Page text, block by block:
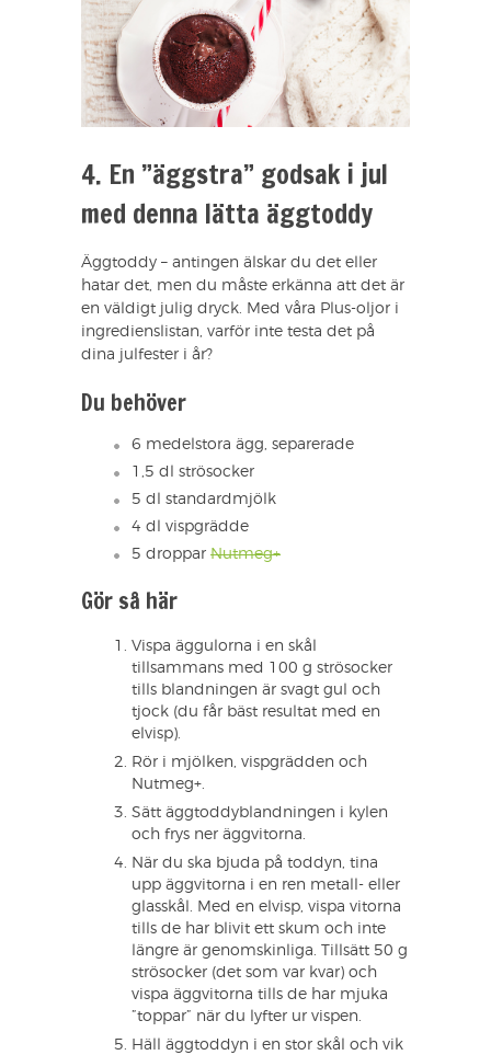
4. En ”äggstra” godsak i jul
med denna lätta äggtoddy
Äggtoddy – antingen älskar du det eller
hatar det, men du måste erkänna att det är
en väldigt julig dryck. Med våra Plus-oljor i
ingredienslistan, varför inte testa det på
dina julfester i år?
Du behöver
6 medelstora ägg, separerade
1,5 dl strösocker
5 dl standardmjölk
4 dl vispgrädde
5 droppar Nutmeg+
Gör så här
Vispa äggulorna i en skål
tillsammans med 100 g strösocker
tills blandningen är svagt gul och
tjock (du får bäst resultat med en
elvisp).
Rör i mjölken, vispgrädden och
Nutmeg+.
Sätt äggtoddyblandningen i kylen
och frys ner äggvitorna.
När du ska bjuda på toddyn, tina
upp äggvitorna i en ren metall- eller
glasskål. Med en elvisp, vispa vitorna
tills de har blivit ett skum och inte
längre är genomskinliga. Tillsätt 50 g
strösocker (det som var kvar) och
vispa äggvitorna tills de har mjuka
”toppar” när du lyfter ur vispen.
Häll äggtoddyn i en stor skål och vik